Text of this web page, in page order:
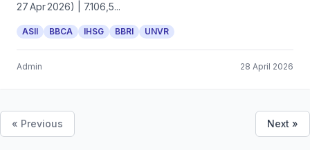
27 Apr 2026) | 7.106,5...
ASII BBCA IHSG BBRI UNVR
Admin 28 April 2026
« Previous Next »